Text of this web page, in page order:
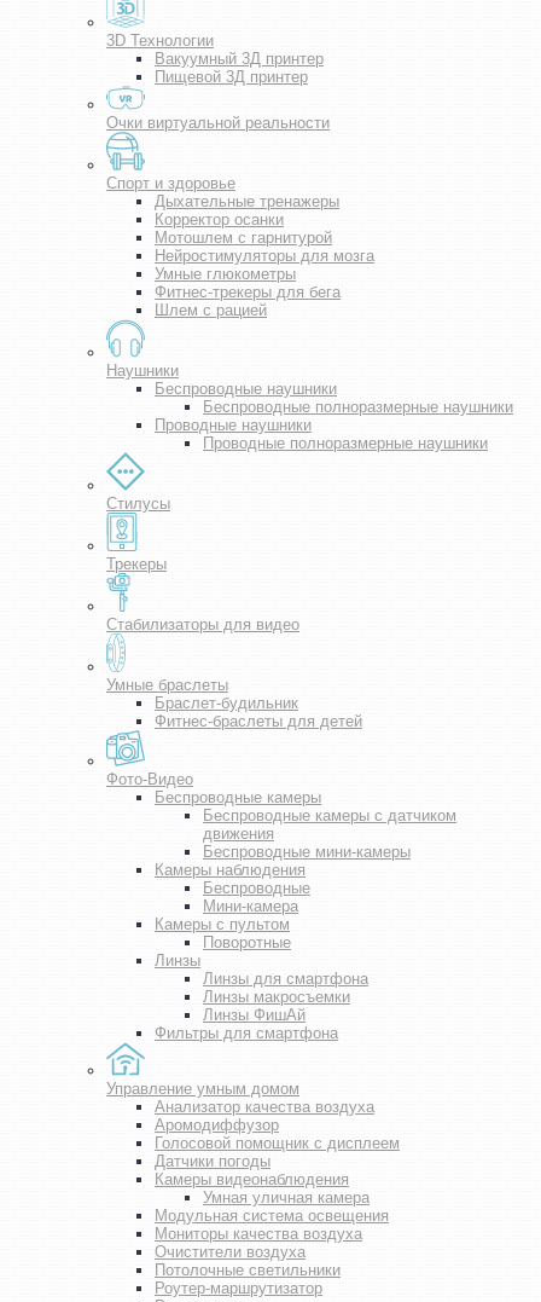
3D Технологии
Вакуумный 3Д принтер
Пищевой 3Д принтер
Очки виртуальной реальности
Спорт и здоровье
Дыхательные тренажеры
Корректор осанки
Мотошлем с гарнитурой
Нейростимуляторы для мозга
Умные глюкометры
Фитнес-трекеры для бега
Шлем с рацией
Наушники
Беспроводные наушники
Беспроводные полноразмерные наушники
Проводные наушники
Проводные полноразмерные наушники
Стилусы
Трекеры
Стабилизаторы для видео
Умные браслеты
Браслет-будильник
Фитнес-браслеты для детей
Фото-Видео
Беспроводные камеры
Беспроводные камеры с датчиком
движения
Беспроводные мини-камеры
Камеры наблюдения
Беспроводные
Мини-камера
Камеры с пультом
Поворотные
Линзы
Линзы для смартфона
Линзы макросъемки
Линзы ФишАй
Фильтры для смартфона
Управление умным домом
Анализатор качества воздуха
Аромодиффузор
Голосовой помощник с дисплеем
Датчики погоды
Камеры видеонаблюдения
Умная уличная камера
Модульная система освещения
Мониторы качества воздуха
Очистители воздуха
Потолочные светильники
Роутер-маршрутизатор